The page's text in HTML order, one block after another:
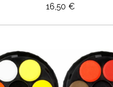
16,50 €